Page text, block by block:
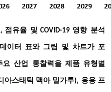
, 점유율 및 COVID-19 영향 분석
데이터 표와 그림 및 차트가 포
요 산업 통찰력을 제품 유형별
아스태틱 맥아 밀가루), 응용 프